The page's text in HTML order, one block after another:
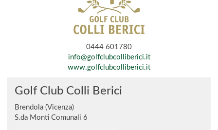
0444 601780
info@golfclubcolliberici.it
www.golfclubcolliberici.it
Golf Club Colli Berici
Brendola (Vicenza)
S.da Monti Comunali 6